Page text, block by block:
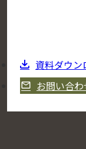
資料ダウン
お問い合